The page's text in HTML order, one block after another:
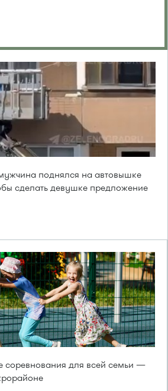
поднялся на автовышке
сделать девушке предложение
соревнования для всей семьи —